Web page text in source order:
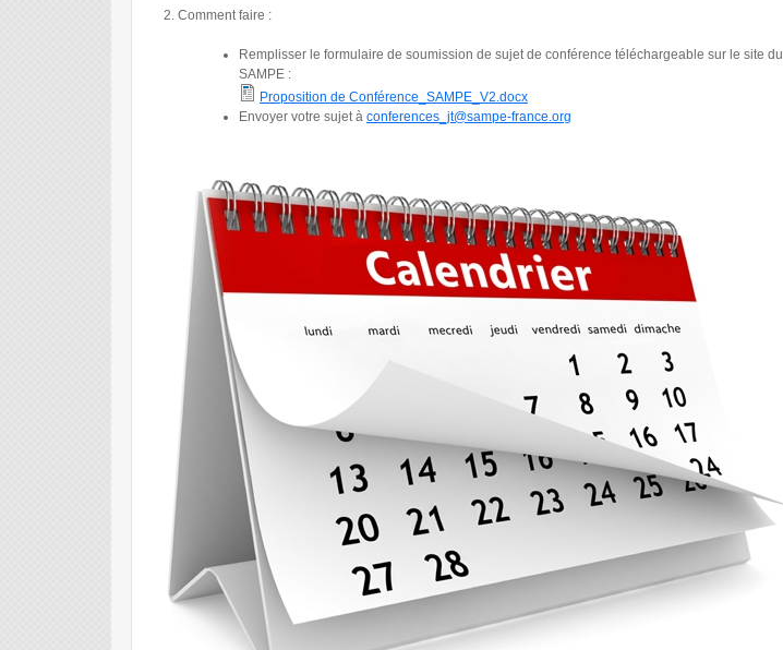
Comment faire :
Remplisser le formulaire de soumission de sujet de conférence téléchargeable sur le site du
SAMPE :
Proposition de Conférence_SAMPE_V2.docx
Proposition de Conférence_SAMPE_V2.docx
Envoyer votre sujet à conferences_jt@sampe-france.org